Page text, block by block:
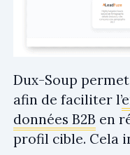
Dux-Soup
afin de faciliter l’
données B2B en
profil cible. Cela